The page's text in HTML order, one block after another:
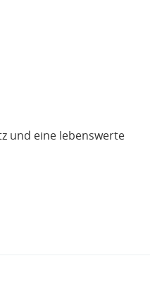
und eine lebenswerte